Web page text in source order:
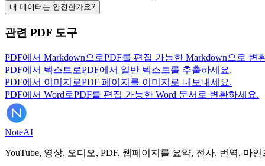
내 데이터는 안전한가요?
관련 PDF 도구
PDF에서 Markdown으로PDF를 편집 가능한 Markdown으로 변
PDF에서 텍스트로PDF에서 일반 텍스트를 추출하세요.
PDF에서 이미지로PDF 페이지를 이미지로 내보내세요.
PDF에서 Word로PDF를 편집 가능한 Word 문서로 변환하세요.
NoteAI
YouTube, 영상, 오디오, PDF, 웹페이지를 요약, 전사, 번역, 마